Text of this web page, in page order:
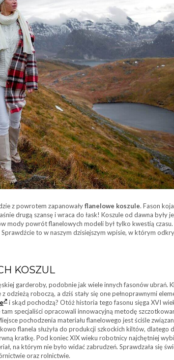
z powrotem zapanowałyflanelowe koszule. Fason
drugą szansę i wraca do łask! Koszule od dawna były
mody powrót flanelowych modeli był tylko kwestią czasu.
to w naszym dzisiejszym wpisie, w którym
KOSZUL
garderoby, podobnie jak wiele innych fasonów ubrań.
roboczą, a dziś stały się one pełnoprawnymi
i skąd pochodzą? Otóż historia tego fasonu sięga XVI
specjaliści opracowali innowacyjną metodę
pochodzenia materiału flanelowego jest ściśle
flanela służyła do produkcji szkockich kiltów, dlatego
kratkę. Pod koniec XIX wieku robotnicy najchętniej
na którym nie było widać zabrudzeń. Sprawdzała się
oraz rolnictwie.